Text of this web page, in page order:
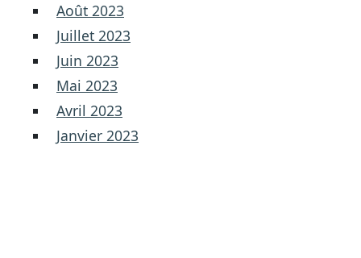
Août 2023
Juillet 2023
Juin 2023
Mai 2023
Avril 2023
Janvier 2023